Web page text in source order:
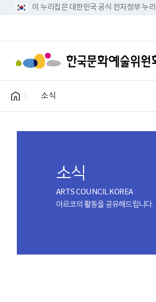
이 누리집은 대한민국 공식 전자정부 누
소식
소식
ARTS COUNCIL KOREA
아르코의 활동을 공유해드립니다.